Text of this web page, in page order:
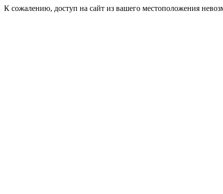
К сожалению, доступ на сайт из вашего местоположения